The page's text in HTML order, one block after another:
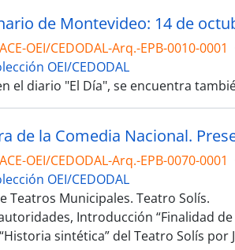
de Montevideo: 14 de
OEI/CEDODAL-Arq.-EPB-0010-0001
OEI/CEDODAL
el diario "El Día", se encuentra
OEI/CEDODAL-Arq.-EPB-0070-0001
OEI/CEDODAL
Teatros Municipales. Teatro Solís.
Introducción “Finalidad
sintética” del Teatro Solís por